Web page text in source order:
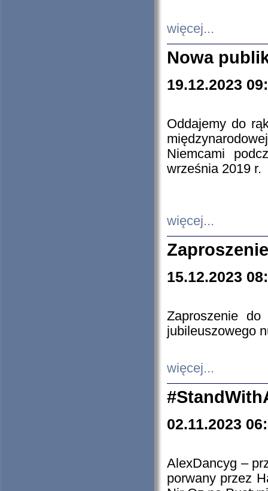
więcej...
Nowa
19.12.2023
Oddajemy do
Niemcami
września 2019 r.
więcej...
15.12.2023
Zaproszenie do
jubileuszowego
więcej...
02.11.2023
AlexDancyg –
porwany przez